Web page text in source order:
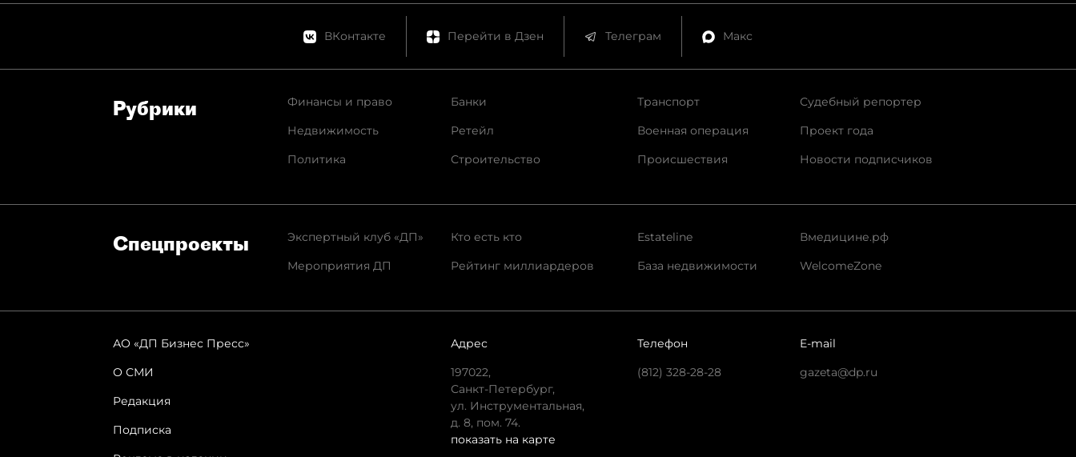
ВКонтакте Перейти в Дзен Телеграм Макс
Рубрики
Финансы и право
Недвижимость
Политика
Банки
Ретейл
Строительство
Транспорт
Военная операция
Происшествия
Судебный репортер
Проект года
Новости подписчиков
Спец­проекты
Экспертный клуб «ДП»
Мероприятия ДП
Кто есть кто
Рейтинг миллиардеров
Estateline
База недвижимости
Вмедицине.рф
WelcomeZone
АО «ДП Бизнес Пресс»
О СМИ
Редакция
Подписка
Адрес
197022,
Санкт-Петербург,
ул. Инструментальная,
д. 8, пом. 74.
показать на карте
Телефон
(812) 328-28-28
E-mail
gazeta@dp.ru